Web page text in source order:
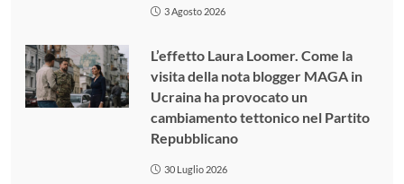
3 Agosto 2026
L’effetto Laura Loomer. Come la
visita della nota blogger MAGA in
Ucraina ha provocato un
cambiamento tettonico nel Partito
Repubblicano
30 Luglio 2026